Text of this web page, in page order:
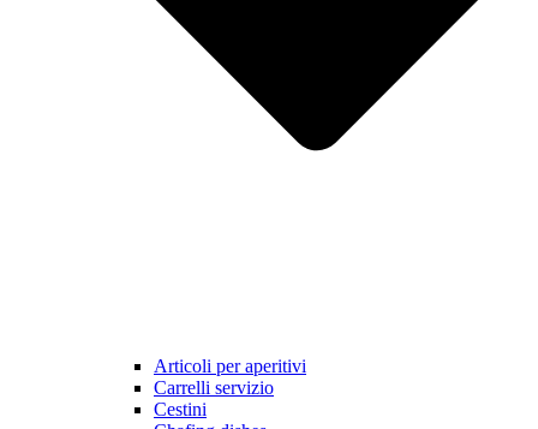
Articoli per aperitivi
Carrelli servizio
Cestini